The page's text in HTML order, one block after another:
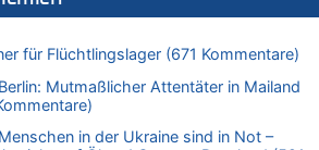
– Untersuchung von Vias
zwei von drei Autofahrern das
– Untersuchung von Vias
Dax zu
zwei von drei Autofahrern das
für Flüchtlingslager (671 Kommentare)
Mutmaßlicher Attentäter in Mailand
in der Ukraine sind in Not –